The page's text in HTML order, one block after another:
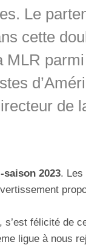
Le
cette
MLR
de
saison 2023. Les
, s’est félicité de
ligue à nous